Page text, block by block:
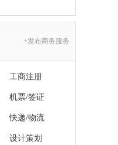
+发布商务服务
工商注册
机票/签证
快递/物流
设计策划